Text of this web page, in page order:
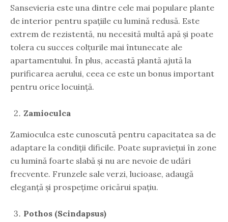
Sansevieria este una dintre cele mai populare plante
de interior pentru spațiile cu lumină redusă. Este
extrem de rezistentă, nu necesită multă apă și poate
tolera cu succes colțurile mai întunecate ale
apartamentului. În plus, această plantă ajută la
purificarea aerului, ceea ce este un bonus important
pentru orice locuință.
Zamioculca
Zamioculca este cunoscută pentru capacitatea sa de
adaptare la condiții dificile. Poate supraviețui în zone
cu lumină foarte slabă și nu are nevoie de udări
frecvente. Frunzele sale verzi, lucioase, adaugă
eleganță și prospețime oricărui spațiu.
Pothos (Scindapsus)